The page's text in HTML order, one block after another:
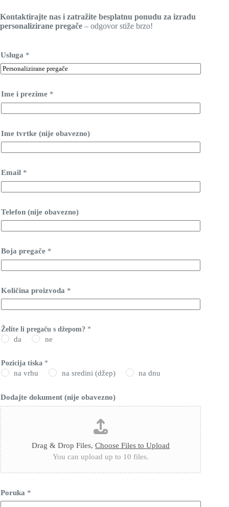
Kontaktirajte nas i zatražite besplatnu ponudu za izradu
personalizirane pregače – odgovor stiže brzo!
Usluga *
Ime i prezime *
Ime tvrtke (nije obavezno)
Email *
Telefon (nije obavezno)
Boja pregače *
Količina proizvoda *
Želite li pregaču s džepom? *
da ne
Pozicija tiska *
na vrhu na sredini (džep) na dnu
Dodajte dokument (nije obavezno)
Drag & Drop Files,Choose Files to Upload
You can upload up to 10 files.
Poruka *